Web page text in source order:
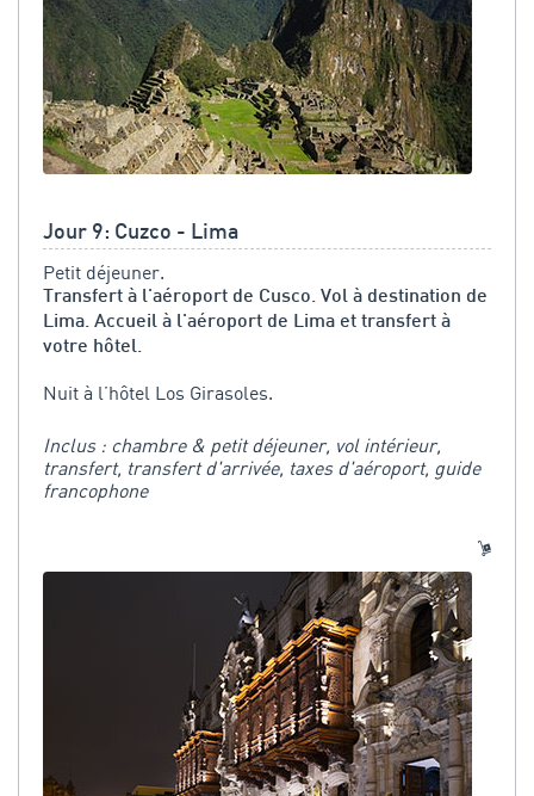
Jour 9: Cuzco - Lima
Petit déjeuner.
Transfert à l'aéroport de Cusco. Vol à destination de
Lima. Accueil à l'aéroport de Lima et transfert à
votre hôtel.
Nuit à l’hôtel Los Girasoles.
Inclus : chambre & petit déjeuner, vol intérieur,
transfert, transfert d'arrivée, taxes d'aéroport, guide
francophone